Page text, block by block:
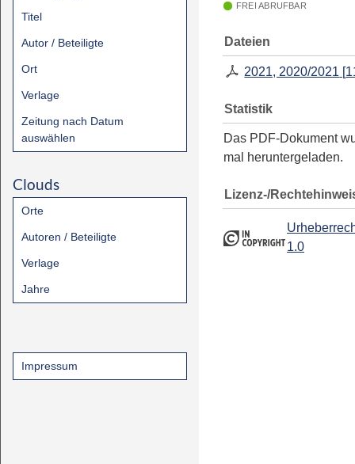
Titel
Autor / Beteiligte
Ort
Verlage
Zeitung nach Datum
auswählen
Clouds
Orte
Autoren / Beteiligte
Verlage
Jahre
Impressum
FREI ABRUFBAR
Dateien
2021, 2020/2021 [
Statistik
Das PDF-Dokument
mal heruntergeladen.
Lizenz-/
1.0